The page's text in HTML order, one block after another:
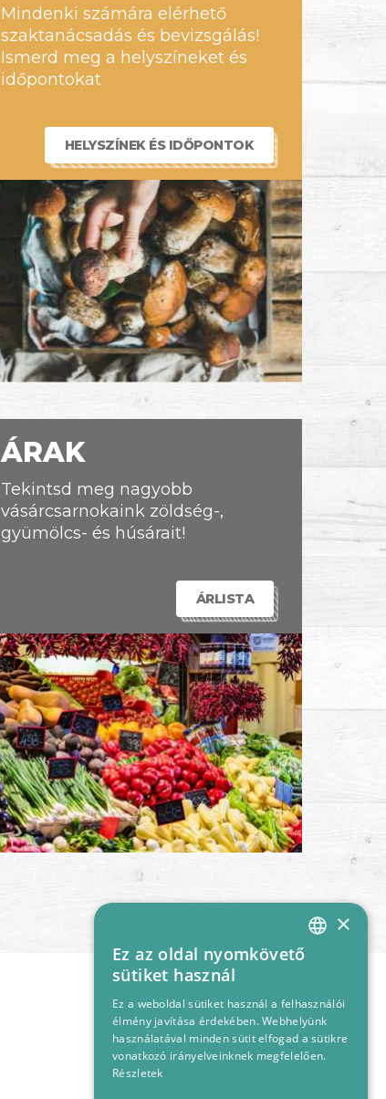
Mindenki számára elérhető
szaktanácsadás és bevizsgálás!
Ismerd meg a helyszíneket és
időpontokat
HELYSZÍNEK ÉS IDŐPONTOK
ÁRAK
Tekintsd meg nagyobb
vásárcsarnokaink zöldség-,
gyümölcs- és húsárait!
ÁRLISTA
HUNGARIAN
×
Ez az oldal nyomkövető
sütiket használ
Ez a weboldal sütiket használ a felhasználói
élmény javítása érdekében. Webhelyünk
használatával minden sütit elfogad a sütikre
vonatkozó irányelveinknek megfelelően.
Részletek